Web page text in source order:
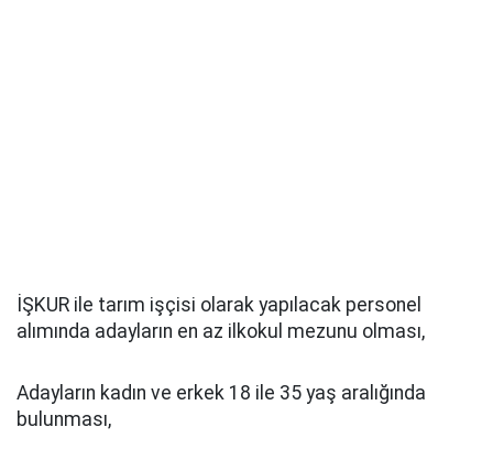
İŞKUR ile tarım işçisi olarak yapılacak personel
alımında adayların en az ilkokul mezunu olması,
Adayların kadın ve erkek 18 ile 35 yaş aralığında
bulunması,